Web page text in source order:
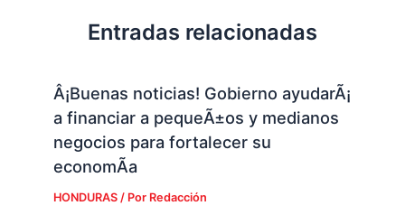
Entradas relacionadas
Â¡Buenas noticias! Gobierno ayudarÃ¡
a financiar a pequeÃ±os y medianos
negocios para fortalecer su
economÃ­a
HONDURAS/ Por Redacción